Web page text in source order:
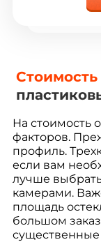
Стоимость
На стоимость
факторов.
профиль.
если вам
лучше
камерами.
площадь
большом
существенные